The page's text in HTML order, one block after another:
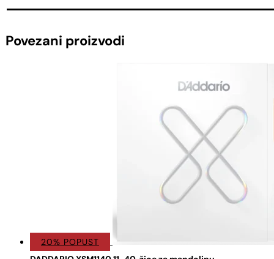
Povezani proizvodi
20% POPUST